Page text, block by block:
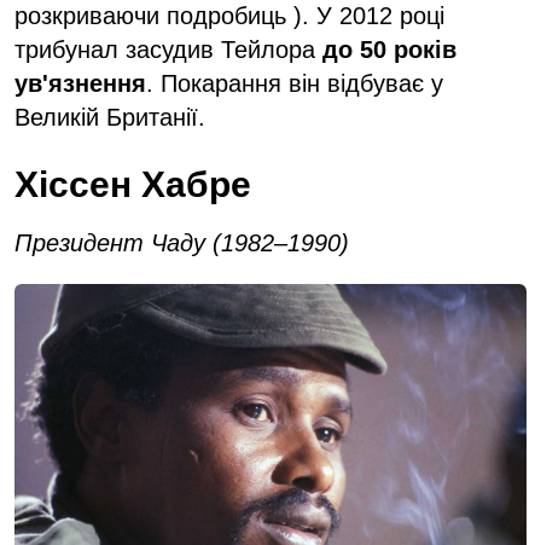
розкриваючи подробиць ). У 2012 році
трибунал засудив Тейлора до 50 років
ув'язнення. Покарання він відбуває у
Великій Британії.
Хіссен Хабре
Президент Чаду (1982–1990)